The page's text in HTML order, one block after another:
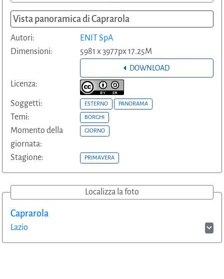
Vista panoramica di Caprarola
Autori:
ENIT SpA
Dimensioni:
5981 x 3977px 17.25M
DOWNLOAD
Licenza:
Soggetti: ESTERNO PANORAMA
Temi: BORGHI
Momento della
giornata:
GIORNO
Stagione: PRIMAVERA
Localizza la foto
Caprarola
Lazio